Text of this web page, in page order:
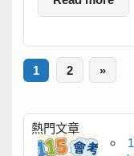
1 2 »
熱門文章